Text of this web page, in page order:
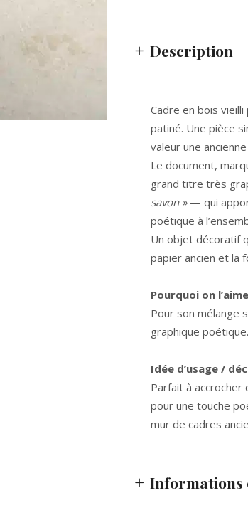
Description
Cadre en bois
patiné. Une pièce
valeur une
Le document,
grand titre très
savon »— qui
poétique à
Un objet décoratif
papier ancien et la
Pourquoi on l’aime
Pour son mélange
graphique poétique.
Idée d’usage /
Parfait à accrocher
pour une touche
mur de cadres
Informations